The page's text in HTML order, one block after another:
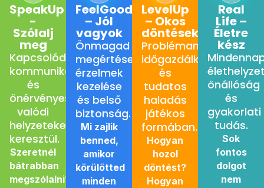
SpeakUp
-
Szólalj
meg
Kapcsolódás,
kommunikáció
és
önérvényesítés
valódi
helyzeteken
keresztül.
Szeretnél
bátrabban
megszólalni?
FeelGood
– Jól
vagyok
Önmagad
megértése,
érzelmek
kezelése
és belső
biztonság.
Mi zajlik
benned,
amikor
körülötted
minden
LevelUp
– Okos
döntések
Problémamegoldás,
időgazdálkodás
és
tudatos
haladás
játékos
formában.
Hogyan
hozol
döntést?
Hogyan
Real
Life –
Életre
kész
önállóság
és
gyakorlati
tudás.
Sok
fontos
dolgot
nem